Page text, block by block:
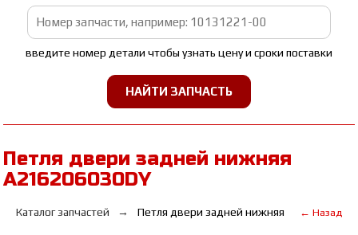
введите номер детали чтобы узнать цену и сроки поставки
Петля двери задней нижняя
A216206030DY
Каталог запчастей Петля двери задней нижняя ← Назад